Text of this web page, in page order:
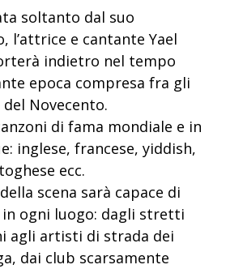
soltanto dal suo
l’attrice e cantante Yael
indietro nel tempo
epoca compresa fra gli
del Novecento.
di fama mondiale e in
inglese, francese, yiddish,
ecc.
scena sarà capace di
ogni luogo: dagli stretti
agli artisti di strada dei
dai club scarsamente